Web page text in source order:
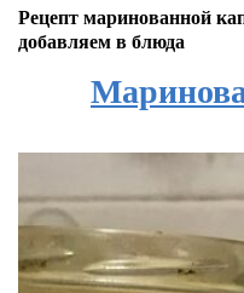
Рецепт маринованной
добавляем в блюда